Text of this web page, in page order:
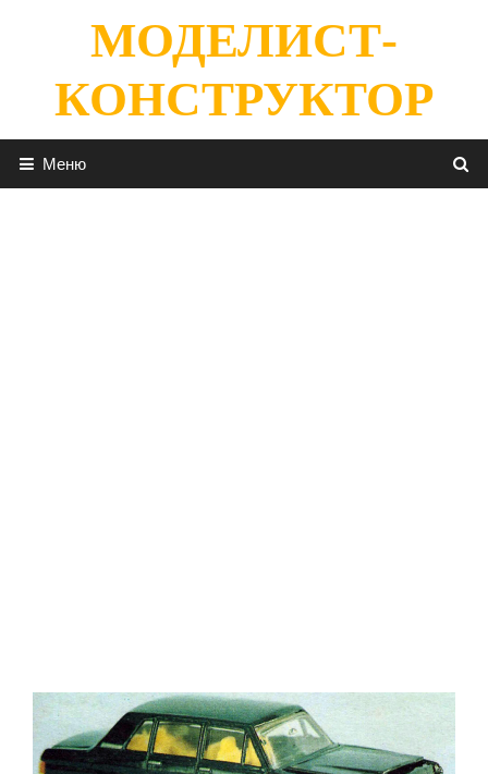
содержимомуМОДЕЛИСТ-
КОНСТРУКТОР
Меню